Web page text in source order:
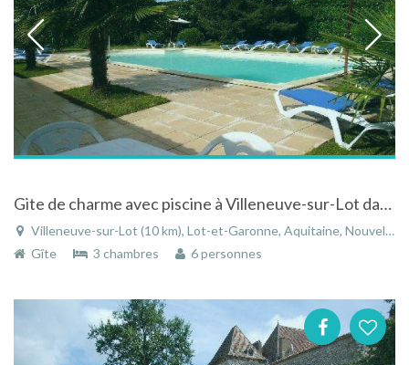
Gite de charme avec piscine à Villeneuve-sur-Lot dans le Lot-et-Garonne en Aquitaine
Villeneuve-sur-Lot (10 km), Lot-et-Garonne, Aquitaine, Nouvelle-Aquitaine, France
Gîte
3 chambres 6 personnes